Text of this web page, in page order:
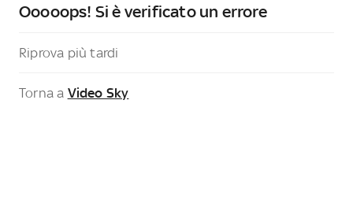
Ooooops! Si è verificato un errore
Riprova più tardi
Torna a Video Sky